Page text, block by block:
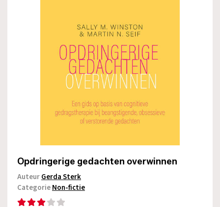
Opdringerige gedachten overwinnen
AuteurGerda Sterk
CategorieNon-fictie